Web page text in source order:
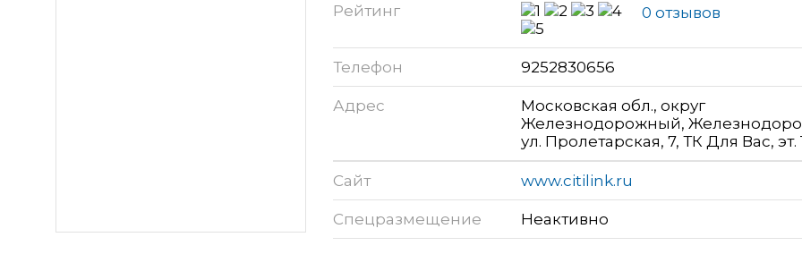
Рейтинг 0 отзывов
Телефон 9252830656
Адрес
Московская обл., округ
Железнодорожный,
ул. Пролетарская, 7, ТК Для Вас, эт.
Сайт www.citilink.ru
Спецразмещение Неактивно